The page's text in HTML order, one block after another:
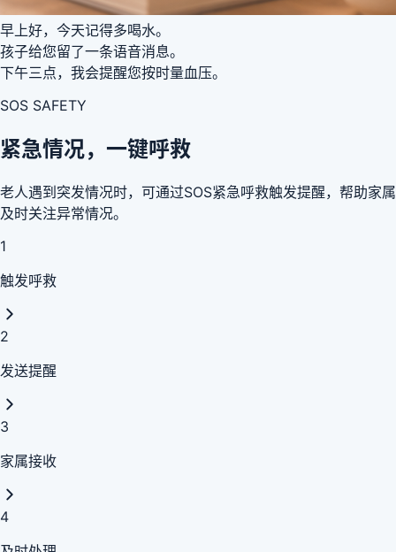
早上好，今天记得多喝水。
孩子给您留了一条语音消息。
下午三点，我会提醒您按时量血压。
SOS SAFETY
紧急情况，一键呼救
老人遇到突发情况时，可通过SOS紧急呼救触发提醒，帮助家属
及时关注异常情况。
1
触发呼救
2
发送提醒
3
家属接收
4